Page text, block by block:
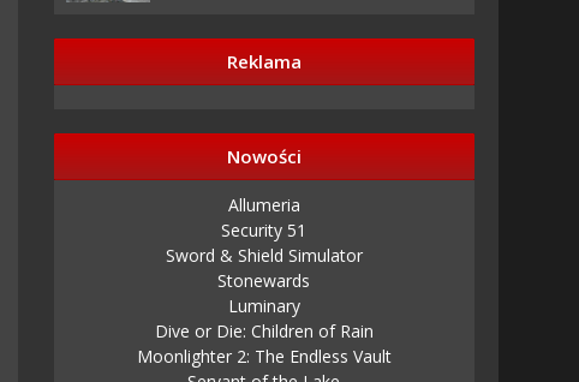
Reklama
Nowości
Allumeria
Security 51
Sword & Shield Simulator
Stonewards
Luminary
Dive or Die: Children of Rain
Moonlighter 2: The Endless Vault